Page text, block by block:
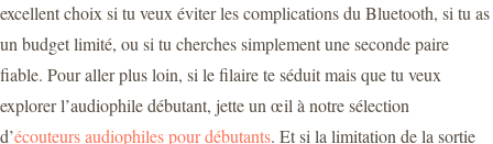
excellent choix si tu veux éviter les complications du Bluetooth, si tu as
un budget limité, ou si tu cherches simplement une seconde paire
fiable. Pour aller plus loin, si le filaire te séduit mais que tu veux
explorer l’audiophile débutant, jette un œil à notre sélection
d’écouteurs audiophiles pour débutants. Et si la limitation de la sortie